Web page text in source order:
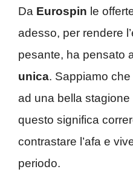
Da Eurospin le
adesso, per rendere
pesante, ha pensato
unica. Sappiamo
ad una bella
questo significa
contrastare l’afa e
periodo.